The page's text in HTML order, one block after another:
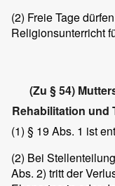
(2) Freie Tage
Religionsunterricht
(Zu § 54)
Rehabilitation und
(1) § 19 Abs. 1 ist
(2) Bei
Abs. 2) tritt der